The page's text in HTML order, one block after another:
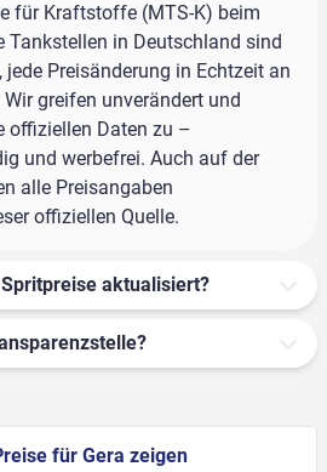
für Kraftstoffe (MTS-K) beim
Tankstellen in Deutschland sind
Preisänderung in Echtzeit an
greifen unverändert und
offiziellen Daten zu –
und werbefrei. Auch auf der
alle Preisangaben
offiziellen Quelle.
aktualisiert?
für Gera zeigen